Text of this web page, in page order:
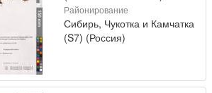
Районирование
Сибирь, Чукотка и Камчатка
(S7) (Россия)